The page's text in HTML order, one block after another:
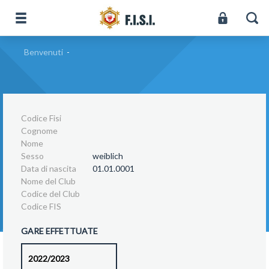
Benvenuti -
Codice Fisi
Cognome
Nome
Sesso
weiblich
Data di nascita
01.01.0001
Nome del Club
Codice del Club
Codice FIS
GARE EFFETTUATE